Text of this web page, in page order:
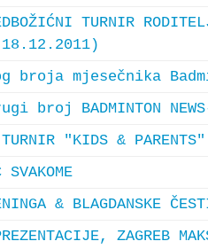
TURNIR
18.12.2011)
broja mjesečnika
broj BADMINTON
TURNIR "KIDS &
& BLAGDANSKE
ZAGREB